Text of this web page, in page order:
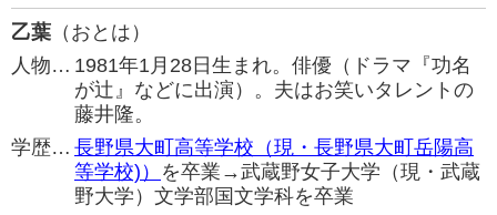
乙葉 （おとは）
人物… 1981年1月28日生まれ。俳優（ドラマ『功名
が辻』などに出演）。夫はお笑いタレントの
藤井隆。
学歴… 長野県大町高等学校（現・長野県大町岳陽高
等学校)） を卒業→武蔵野女子大学（現・武蔵
野大学）文学部国文学科を卒業